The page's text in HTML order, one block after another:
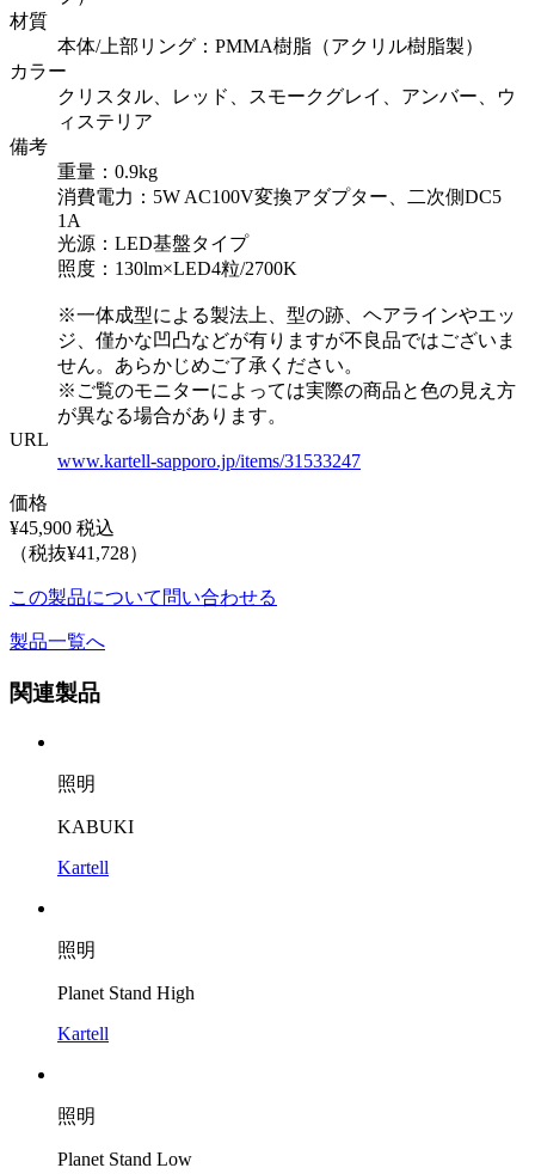
材質
本体/上部リング：PMMA樹脂（アクリル樹脂製）
カラー
クリスタル、レッド、スモークグレイ、アンバー、ウ
ィステリア
備考
重量：0.9kg
消費電力：5W AC100V変換アダプター、二次側DC5
1A
光源：LED基盤タイプ
照度：130lm×LED4粒/2700K
※一体成型による製法上、型の跡、ヘアラインやエッ
ジ、僅かな凹凸などが有りますが不良品ではございま
せん。あらかじめご了承ください。
※ご覧のモニターによっては実際の商品と色の見え方
が異なる場合があります。
URL
www.kartell-sapporo.jp/items/31533247
価格
¥45,900 税込
（税抜¥41,728）
この製品について問い合わせる
製品一覧へ
関連製品
照明
KABUKI
Kartell
照明
Planet Stand High
Kartell
照明
Planet Stand Low